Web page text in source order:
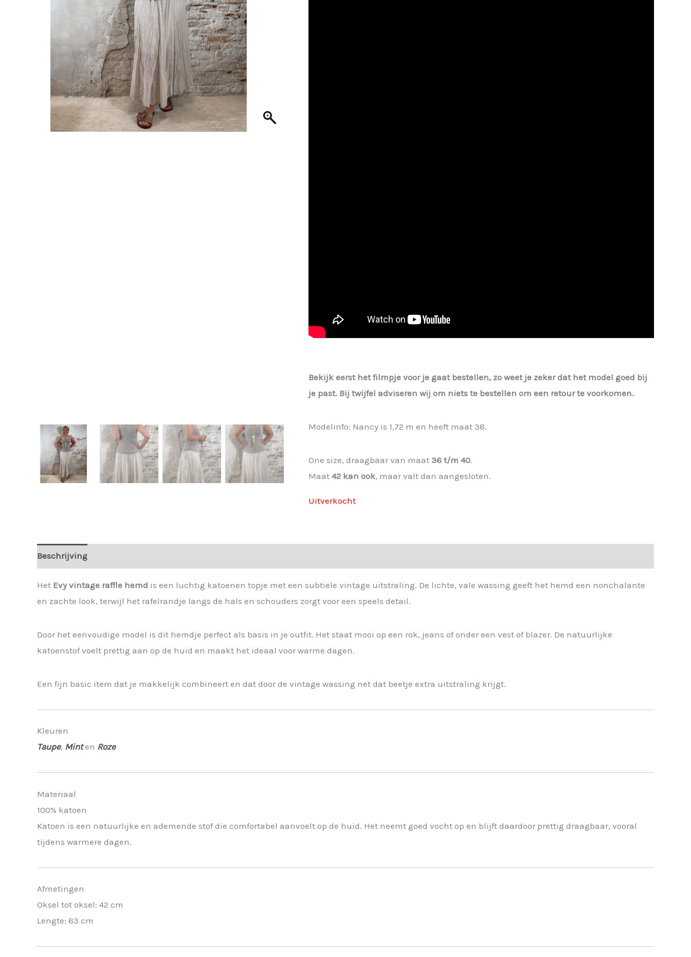
Bekijk eerst het filmpje voor je gaat bestellen, zo weet je zeker dat het model goed bij
je past. Bij twijfel adviseren wij om niets te bestellen om een retour te voorkomen.
Modelinfo: Nancy is 1,72 m en heeft maat 38.
One size, draagbaar van maat 36 t/m 40.
Maat 42 kan ook, maar valt dan aangesloten.
Uitverkocht
Beschrijving
Het Evy vintage raffle hemd is een luchtig katoenen topje met een subtiele vintage uitstraling. De lichte, vale wassing geeft het hemd een nonchalante
en zachte look, terwijl het rafelrandje langs de hals en schouders zorgt voor een speels detail.
Door het eenvoudige model is dit hemdje perfect als basis in je outfit. Het staat mooi op een rok, jeans of onder een vest of blazer. De natuurlijke
katoenstof voelt prettig aan op de huid en maakt het ideaal voor warme dagen.
Een fijn basic item dat je makkelijk combineert en dat door de vintage wassing net dat beetje extra uitstraling krijgt.
Kleuren
Taupe, Minten Roze
Materiaal
100% katoen
Katoen is een natuurlijke en ademende stof die comfortabel aanvoelt op de huid. Het neemt goed vocht op en blijft daardoor prettig draagbaar, vooral
tijdens warmere dagen.
Afmetingen
Oksel tot oksel: 42 cm
Lengte: 63 cm